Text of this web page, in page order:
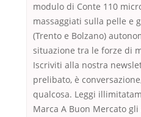
modulo di Conte 110
massaggiati sulla pelle e
(Trento e Bolzano)
situazione tra le forze di
Iscriviti alla nostra
prelibato, è
qualcosa. Leggi
Marca A Buon Mercato